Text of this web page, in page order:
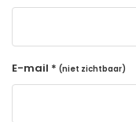
E-mail * (niet zichtbaar)